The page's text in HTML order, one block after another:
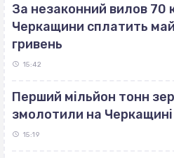
За незаконний вилов 70
Черкащини сплатить
гривень
15:42
Перший мільйон тонн
змолотили на Черкащині
15:19